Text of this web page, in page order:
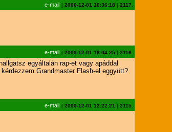
e-mail | 2006-12-01 16:36:18 | 2117.
e-mail | 2006-12-01 16:04:25| 2116.
egyáltalán rap-et vagy apáddal
Grandmaster Flash-el eggyütt?
e-mail | 2006-12-01 12:22:21 | 2115.